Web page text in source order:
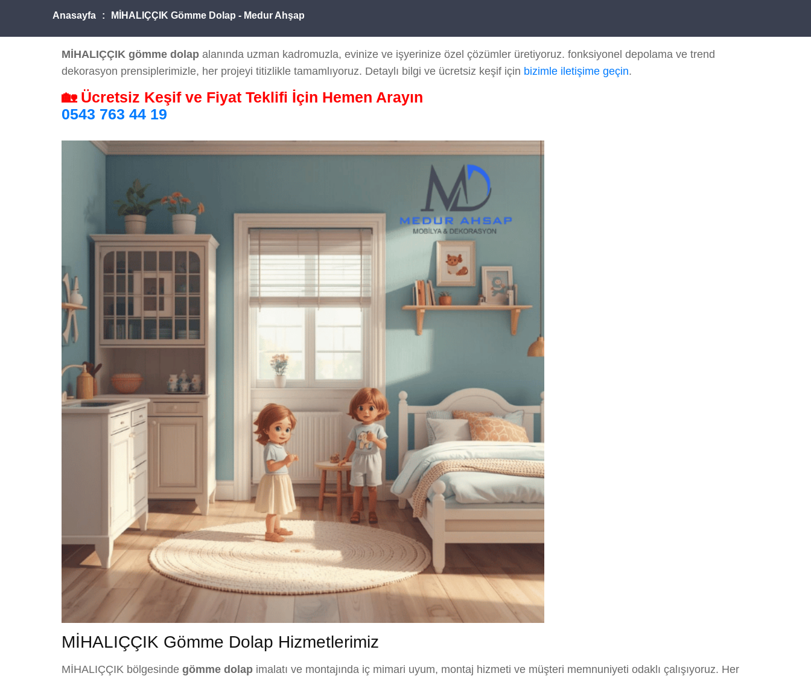
Anasayfa MİHALIÇÇIK Gömme Dolap - Medur Ahşap
MİHALIÇÇIK gömme dolap alanında uzman kadromuzla, evinize ve işyerinize özel çözümler üretiyoruz. fonksiyonel depolama ve trend
dekorasyon prensiplerimizle, her projeyi titizlikle tamamlıyoruz. Detaylı bilgi ve ücretsiz keşif için bizimle iletişime geçin.
🏡 Ücretsiz Keşif ve Fiyat Teklifi İçin Hemen Arayın
0543 763 44 19
MİHALIÇÇIK Gömme Dolap Hizmetlerimiz
MİHALIÇÇIK bölgesinde gömme dolap imalatı ve montajında iç mimari uyum, montaj hizmeti ve müşteri memnuniyeti odaklı çalışıyoruz. Her